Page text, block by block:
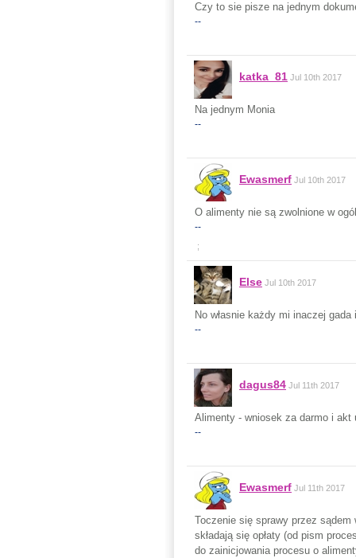
Czy to sie pisze na jednym
--
katka_81 Jul 10th 2017
Na jednym Monia
--
Ewasmerf Jul 10th 2017
O alimenty nie są zwolnione w
--
;
Else Jul 10th 2017
No własnie każdy mi inaczej
--
dagus84 Jul 11th 2017
Alimenty - wniosek za darmo i akt
--
Ewasmerf Jul 11th 2017
Toczenie się sprawy przez
składają się opłaty (od pism
do zainicjowania procesu o